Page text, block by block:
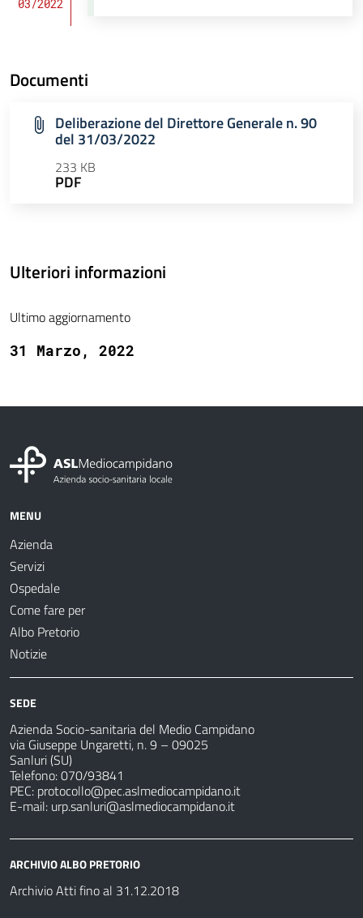
03/2022
Documenti
Deliberazione del Direttore Generale n. 90
del 31/03/2022
233 KB
PDF
Ulteriori informazioni
Ultimo aggiornamento
31 Marzo, 2022
MENU
Azienda
Servizi
Ospedale
Come fare per
Albo Pretorio
Notizie
SEDE
Azienda Socio-sanitaria del Medio Campidano
via Giuseppe Ungaretti, n. 9 – 09025
Sanluri (SU)
Telefono: 070/93841
PEC: protocollo@pec.aslmediocampidano.it
E-mail: urp.sanluri@aslmediocampidano.it
ARCHIVIO ALBO PRETORIO
Archivio Atti fino al 31.12.2018